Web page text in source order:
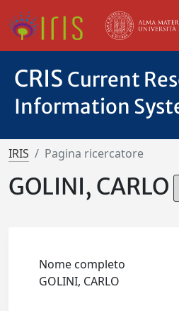
CRIS Current
Information
IRIS Pagina ricercatore
GOLINI, CARLO
Nome completo
GOLINI, CARLO